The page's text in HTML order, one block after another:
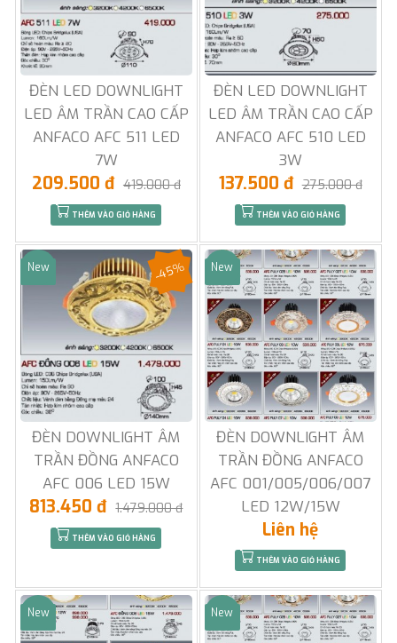
ĐÈN LED DOWNLIGHT
LED ÂM TRẦN CAO CẤP
ANFACO AFC 511 LED
7W
209.500 đ 419.000 đ
THÊM VÀO GIỎ HÀNG
ĐÈN LED DOWNLIGHT
LED ÂM TRẦN CAO CẤP
ANFACO AFC 510 LED
3W
137.500 đ 275.000 đ
THÊM VÀO GIỎ HÀNG
Sale
New
ĐÈN DOWNLIGHT ÂM
TRẦN ĐỒNG ANFACO
AFC 006 LED 15W
-45%
813.450 đ 1.479.000 đ
THÊM VÀO GIỎ HÀNG
Sale
New
ĐÈN DOWNLIGHT ÂM
TRẦN ĐỒNG ANFACO
AFC 001/005/006/007
LED 12W/15W
Liên hệ
THÊM VÀO GIỎ HÀNG
Sale
New Sale
New